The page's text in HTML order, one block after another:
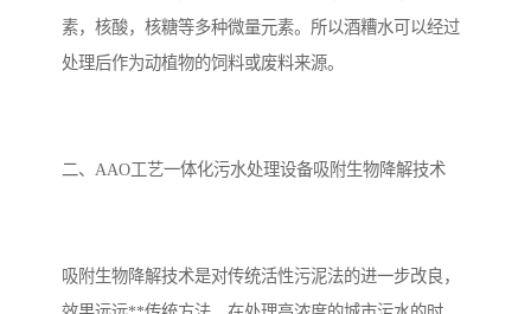
素，核酸，核糖等多种微量元素。所以酒糟水可以经过
处理后作为动植物的饲料或废料来源。
二、AAO工艺一体化污水处理设备吸附生物降解技术
吸附生物降解技术是对传统活性污泥法的进一步改良，
成套生活污水处理设备 小型污水处理设备
肉制品加工污水处理设备 农村一体化污水处理设备
微动力污水处理设备 集中式生活污水处理设备